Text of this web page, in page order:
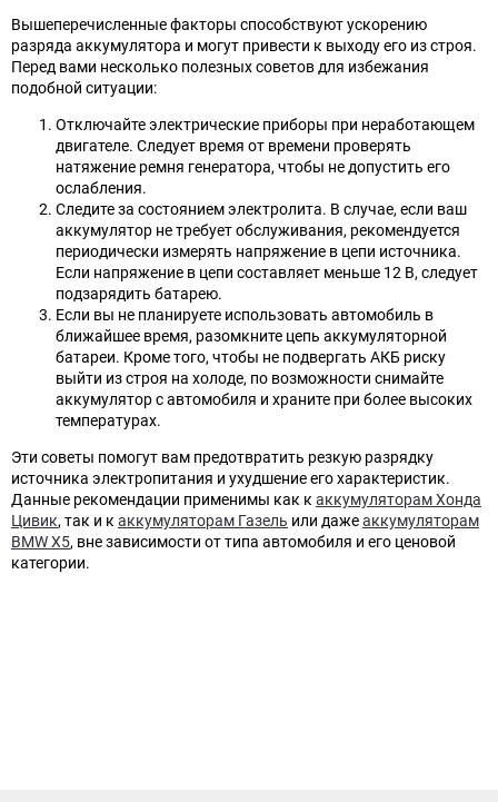
Вышеперечисленные факторы способствуют ускорению
разряда аккумулятора и могут привести к выходу его из строя.
Перед вами несколько полезных советов для избежания
подобной ситуации:
Отключайте электрические приборы при неработающем
двигателе. Следует время от времени проверять
натяжение ремня генератора, чтобы не допустить его
ослабления.
Следите за состоянием электролита. В случае, если ваш
аккумулятор не требует обслуживания, рекомендуется
периодически измерять напряжение в цепи источника.
Если напряжение в цепи составляет меньше 12 В, следует
подзарядить батарею.
Если вы не планируете использовать автомобиль в
ближайшее время, разомкните цепь аккумуляторной
батареи. Кроме того, чтобы не подвергать АКБ риску
выйти из строя на холоде, по возможности снимайте
аккумулятор с автомобиля и храните при более высоких
температурах.
Эти советы помогут вам предотвратить резкую разрядку
источника электропитания и ухудшение его характеристик.
Данные рекомендации применимы как каккумуляторам Хонда
Цивик, так и каккумуляторам Газель или дажеаккумуляторам
BMW X5, вне зависимости от типа автомобиля и его ценовой
категории.